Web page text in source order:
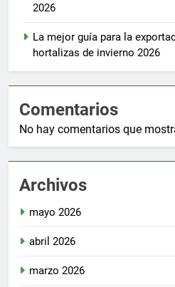
2026
La mejor guía para la
hortalizas de invierno 2026
Comentarios
No hay comentarios que
Archivos
mayo 2026
abril 2026
marzo 2026